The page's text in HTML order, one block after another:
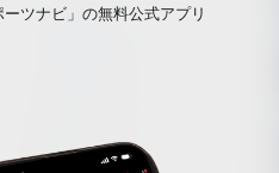
ツナビ」の無料公式アプリ